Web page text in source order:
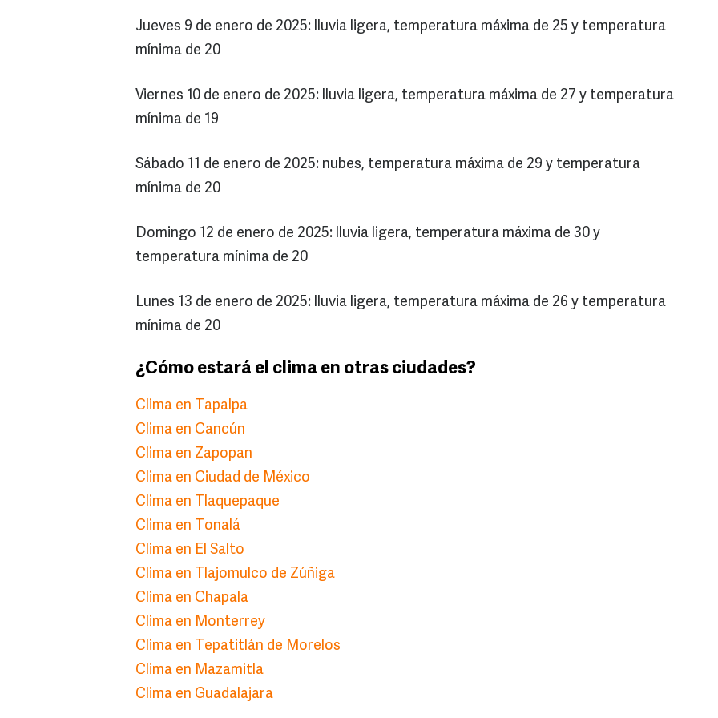
Jueves 9 de enero de 2025: lluvia ligera, temperatura máxima de 25 y temperatura
mínima de 20
Viernes 10 de enero de 2025: lluvia ligera, temperatura máxima de 27 y temperatura
mínima de 19
Sábado 11 de enero de 2025: nubes, temperatura máxima de 29 y temperatura
mínima de 20
Domingo 12 de enero de 2025: lluvia ligera, temperatura máxima de 30 y
temperatura mínima de 20
Lunes 13 de enero de 2025: lluvia ligera, temperatura máxima de 26 y temperatura
mínima de 20
¿Cómo estará el clima en otras ciudades?
Clima en Tapalpa
Clima en Cancún
Clima en Zapopan
Clima en Ciudad de México
Clima en Tlaquepaque
Clima en Tonalá
Clima en El Salto
Clima en Tlajomulco de Zúñiga
Clima en Chapala
Clima en Monterrey
Clima en Tepatitlán de Morelos
Clima en Mazamitla
Clima en Guadalajara